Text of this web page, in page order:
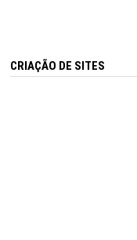
CRIAÇÃO DE SITES